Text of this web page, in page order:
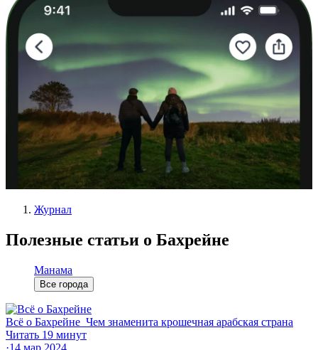
Журнал
Полезные статьи о Бахрейне
Манама
Все города
Всё о Бахрейне Чем знаменита крошечная арабская страна
Читать 19 минут
·14 мар 2024